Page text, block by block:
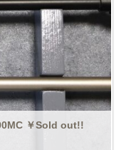
￥Sold out!!